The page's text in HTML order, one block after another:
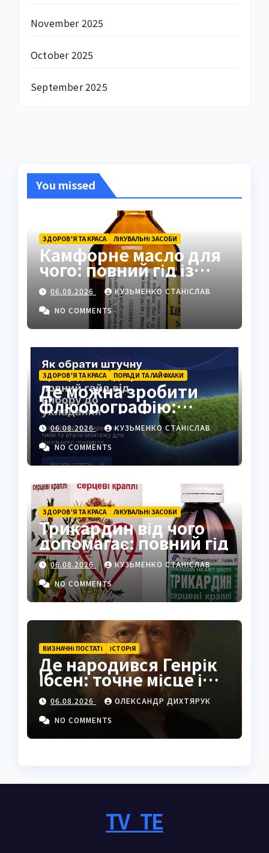
November 2025
October 2025
September 2025
You missed
ЗДОРОВ’Я ТА КРАСА ЛІКУВАЛЬНІ ЗАСОБИ
Камфорне масло для
чого: повний гід із
застосуванням і
властивостями
06.08.2026
КУЗЬМЕНКО СТАНІСЛАВ
NO COMMENTS
ЗДОРОВ’Я ТА КРАСА ПОРАДИ ТА ЛАЙФХАКИ
Де можна зробити
флюорографію:
повний гід для
українців
06.08.2026
КУЗЬМЕНКО СТАНІСЛАВ
NO COMMENTS
ЗДОРОВ’Я ТА КРАСА ЛІКУВАЛЬНІ ЗАСОБИ
Трикардин від чого
допомагає: повний гід
06.08.2026
КУЗЬМЕНКО СТАНІСЛАВ
NO COMMENTS
ВИЗНАЧНІ ПОСТАТІ ІСТОРІЯ
Де народився Генрік
Ібсен: точне місце і
історія
06.08.2026
ОЛЕКСАНДР ДИХТЯРУК
NO COMMENTS
TV_TE